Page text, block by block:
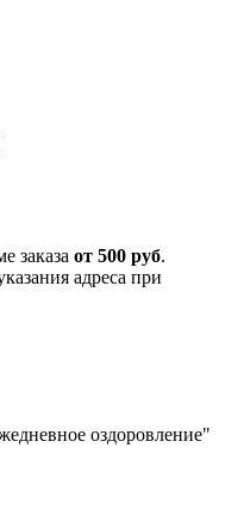
заказа от 500 руб.
адреса при